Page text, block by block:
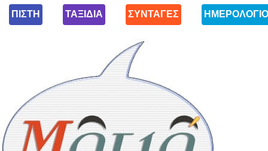
ΠΙΣΤΗ ΤΑΞΙΔΙΑ ΣΥΝΤΑΓΕΣ ΗΜΕΡΟΛΟΓΙΟ